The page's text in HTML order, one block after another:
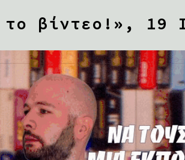
βίντεο!», 19